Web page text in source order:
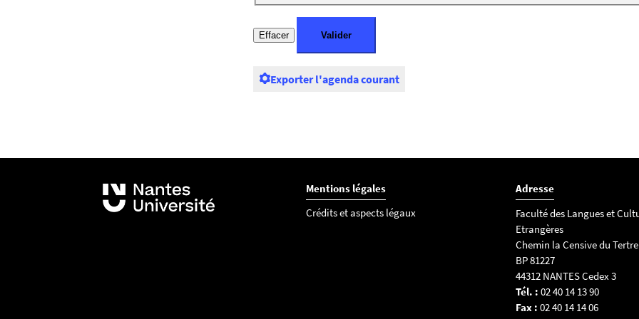
Exporter l'agenda courant
Mentions légales
Crédits et aspects légaux
Adresse
Faculté des Langues et
Etrangères
Chemin la Censive du Tertre
BP 81227
44312 NANTES Cedex 3
Tél. : 02 40 14 13 90
Fax : 02 40 14 14 06